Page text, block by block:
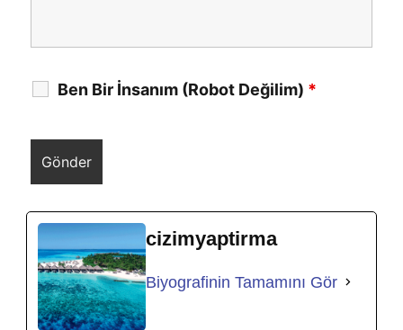
Ben Bir İnsanım (Robot Değilim) *
cizimyaptirma
Biyografinin Tamamını Gör